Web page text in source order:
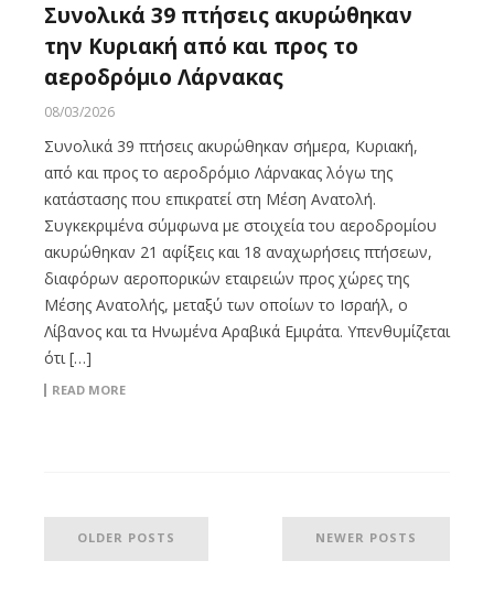
Συνολικά 39 πτήσεις ακυρώθηκαν
την Κυριακή από και προς το
αεροδρόμιο Λάρνακας
08/03/2026
Συνολικά 39 πτήσεις ακυρώθηκαν σήμερα, Κυριακή,
από και προς το αεροδρόμιο Λάρνακας λόγω της
κατάστασης που επικρατεί στη Μέση Ανατολή.
Συγκεκριμένα σύμφωνα με στοιχεία του αεροδρομίου
ακυρώθηκαν 21 αφίξεις και 18 αναχωρήσεις πτήσεων,
διαφόρων αεροπορικών εταιρειών προς χώρες της
Μέσης Ανατολής, μεταξύ των οποίων το Ισραήλ, ο
Λίβανος και τα Ηνωμένα Αραβικά Εμιράτα. Υπενθυμίζεται
ότι […]
READ MORE
OLDER POSTS NEWER POSTS